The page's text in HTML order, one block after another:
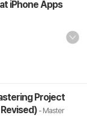
iPhone Apps
Project
- Master